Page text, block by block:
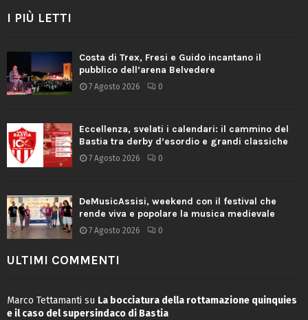
I PIÙ LETTI
Costa di Trex, Fresi e Guido incantano il
pubblico dell’arena Belvedere
7 Agosto 2026 0
Eccellenza, svelati i calendari: il cammino del
Bastia tra derby d’esordio e grandi classiche
7 Agosto 2026 0
DeMusicAssisi, weekend con il festival che
rende viva e popolare la musica medievale
7 Agosto 2026 0
ULTIMI COMMENTI
Marco Tettamanti su La bocciatura della rottamazione quinquies
e il caso del supersindaco di Bastia